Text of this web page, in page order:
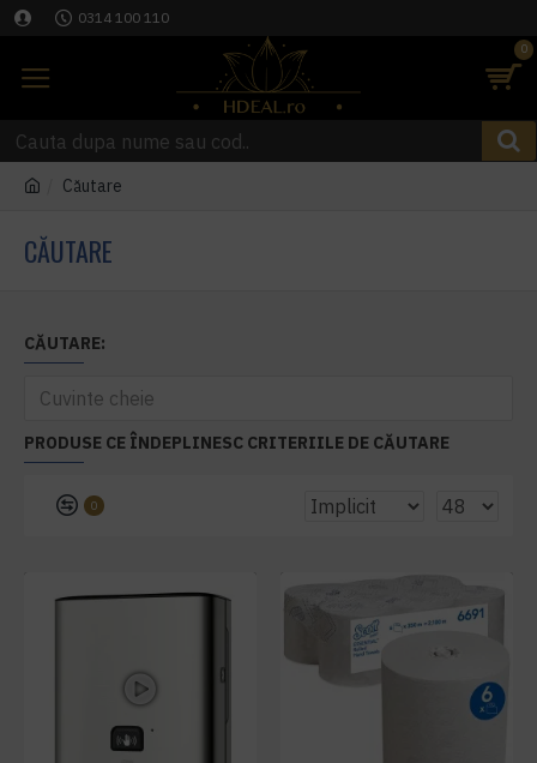
0314 100 110
0
Căutare
CĂUTARE
CĂUTARE:
PRODUSE CE ÎNDEPLINESC CRITERIILE DE CĂUTARE
0